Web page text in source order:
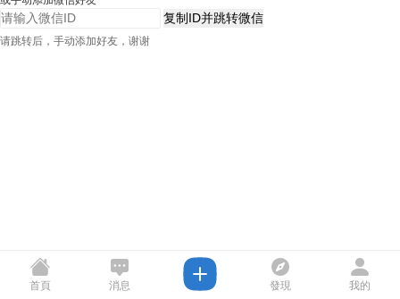
复制ID并跳转微信
请跳转后，手动添加好友，谢谢
首頁 消息 發現 我的